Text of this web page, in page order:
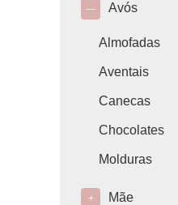
— Avós
Almofadas
Aventais
Canecas
Chocolates
Molduras
+ Mãe